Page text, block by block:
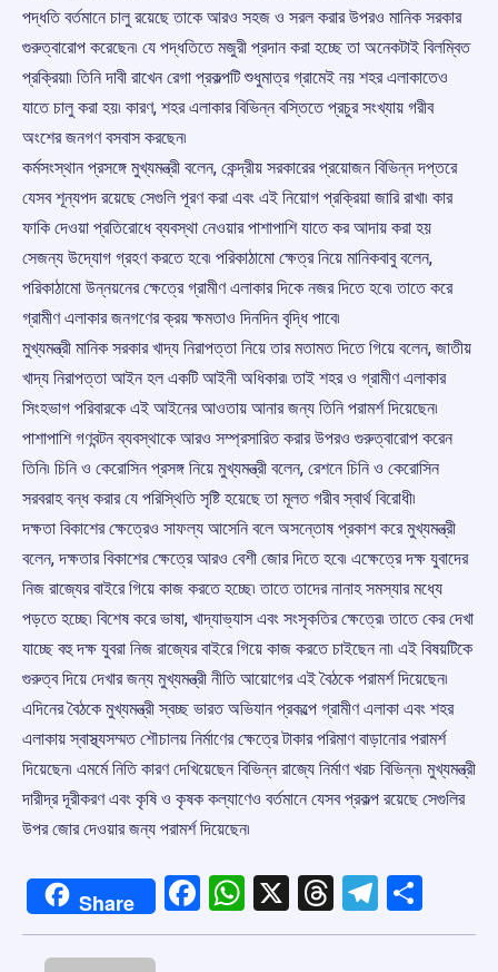
পদ্ধতি বর্তমানে চালু রয়েছে তাকে আরও সহজ ও সরল করার উপরও মানিক সরকার
গুরুত্বারোপ করেছেন৷ যে পদ্ধতিতে মজুরী প্রদান করা হচ্ছে তা অনেকটাই বিলম্বিত
প্রক্রিয়া৷ তিনি দাবী রাখেন রেগা প্রকল্পটি শুধুমাত্র গ্রামেই নয় শহর এলাকাতেও
যাতে চালু করা হয়৷ কারণ, শহর এলাকার বিভিন্ন বস্তিতে প্রচুর সংখ্যায় গরীব
অংশের জনগণ বসবাস করছেন৷
কর্মসংস্থান প্রসঙ্গে মুখ্যমন্ত্রী বলেন, কেন্দ্রীয় সরকারের প্রয়োজন বিভিন্ন দপ্তরে
যেসব শূন্যপদ রয়েছে সেগুলি পূরণ করা এবং এই নিয়োগ প্রক্রিয়া জারি রাখা৷ কার
ফাকি দেওয়া প্রতিরোধে ব্যবস্থা নেওয়ার পাশাপাশি যাতে কর আদায় করা হয়
সেজন্য উদ্যোগ গ্রহণ করতে হবে৷ পরিকাঠামো ক্ষেত্র নিয়ে মানিকবাবু বলেন,
পরিকাঠামো উন্নয়নের ক্ষেত্রে গ্রামীণ এলাকার দিকে নজর দিতে হবে৷ তাতে করে
গ্রামীণ এলাকার জনগণের ক্রয় ক্ষমতাও দিনদিন বৃদ্ধি পাবে৷
মুখ্যমন্ত্রী মানিক সরকার খাদ্য নিরাপত্তা নিয়ে তার মতামত দিতে গিয়ে বলেন, জাতীয়
খাদ্য নিরাপত্তা আইন হল একটি আইনী অধিকার৷ তাই শহর ও গ্রামীণ এলাকার
সিংহভাগ পরিবারকে এই আইনের আওতায় আনার জন্য তিনি পরামর্শ দিয়েছেন৷
পাশাপাশি গণবন্টন ব্যবস্থাকে আরও সম্প্রসারিত করার উপরও গুরুত্বারোপ করেন
তিনি৷ চিনি ও কেরোসিন প্রসঙ্গ নিয়ে মুখ্যমন্ত্রী বলেন, রেশনে চিনি ও কেরোসিন
সরবরাহ বন্ধ করার যে পরিস্থিতি সৃষ্টি হয়েছে তা মূলত গরীব স্বার্থ বিরোধী৷
দক্ষতা বিকাশের ক্ষেত্রেও সাফল্য আসেনি বলে অসন্তোষ প্রকাশ করে মুখ্যমন্ত্রী
বলেন, দক্ষতার বিকাশের ক্ষেত্রে আরও বেশী জোর দিতে হবে৷ এক্ষেত্রে দক্ষ যুবাদের
নিজ রাজ্যের বাইরে গিয়ে কাজ করতে হচ্ছে৷ তাতে তাদের নানাহ সমস্যার মধ্যে
পড়তে হচ্ছে৷ বিশেষ করে ভাষা, খাদ্যাভ্যাস এবং সংসৃকতির ক্ষেত্রে৷ তাতে কের দেখা
যাচ্ছে বহু দক্ষ যুবরা নিজ রাজ্যের বাইরে গিয়ে কাজ করতে চাইছেন না৷ এই বিষয়টিকে
গুরুত্ব দিয়ে দেখার জন্য মুখ্যমন্ত্রী নীতি আয়োগের এই বৈঠকে পরামর্শ দিয়েছেন৷
এদিনের বৈঠকে মুখ্যমন্ত্রী স্বচ্ছ ভারত অভিযান প্রকল্পে গ্রামীণ এলাকা এবং শহর
এলাকায় স্বাস্থ্যসম্মত শৌচালয় নির্মাণের ক্ষেত্রে টাকার পরিমাণ বাড়ানোর পরামর্শ
দিয়েছেন৷ এমর্মে নিতি কারণ দেখিয়েছেন বিভিন্ন রাজ্যে নির্মাণ খরচ বিভিন্ন৷ মুখ্যমন্ত্রী
দারীদ্র দূরীকরণ এবং কৃষি ও কৃষক কল্যাণেও বর্তমানে যেসব প্রকল্প রয়েছে সেগুলির
উপর জোর দেওয়ার জন্য পরামর্শ দিয়েছেন৷
Share Facebook
WhatsApp
X Threads